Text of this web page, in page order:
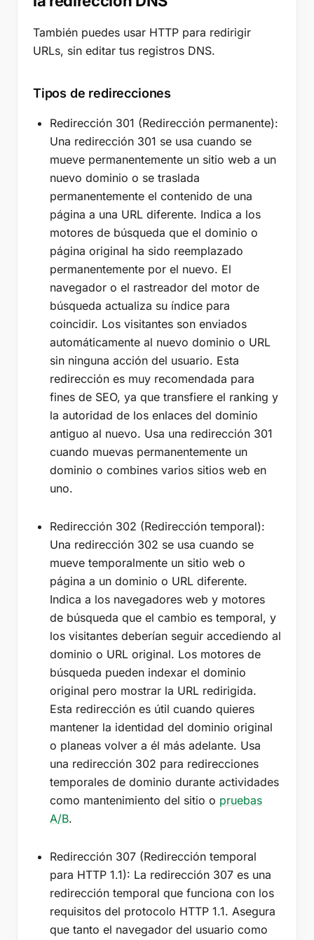
También puedes usar HTTP para redirigir
URLs, sin editar tus registros DNS.
Tipos de redirecciones
Redirección 301 (Redirección permanente):
Una redirección 301 se usa cuando se
mueve permanentemente un sitio web a un
nuevo dominio o se traslada
permanentemente el contenido de una
página a una URL diferente. Indica a los
motores de búsqueda que el dominio o
página original ha sido reemplazado
permanentemente por el nuevo. El
navegador o el rastreador del motor de
búsqueda actualiza su índice para
coincidir. Los visitantes son enviados
automáticamente al nuevo dominio o URL
sin ninguna acción del usuario. Esta
redirección es muy recomendada para
fines de SEO, ya que transfiere el ranking y
la autoridad de los enlaces del dominio
antiguo al nuevo. Usa una redirección 301
cuando muevas permanentemente un
dominio o combines varios sitios web en
uno.
Redirección 302 (Redirección temporal):
Una redirección 302 se usa cuando se
mueve temporalmente un sitio web o
página a un dominio o URL diferente.
Indica a los navegadores web y motores
de búsqueda que el cambio es temporal, y
los visitantes deberían seguir accediendo al
dominio o URL original. Los motores de
búsqueda pueden indexar el dominio
original pero mostrar la URL redirigida.
Esta redirección es útil cuando quieres
mantener la identidad del dominio original
o planeas volver a él más adelante. Usa
una redirección 302 para redirecciones
temporales de dominio durante actividades
como mantenimiento del sitio o pruebas
A/B.
Redirección 307 (Redirección temporal
para HTTP 1.1): La redirección 307 es una
redirección temporal que funciona con los
requisitos del protocolo HTTP 1.1. Asegura
que tanto el navegador del usuario como